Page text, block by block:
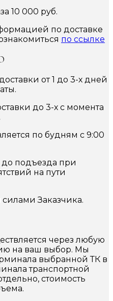
10 000 руб.
по доставке
по ссылке
от 1 до 3-х дней
до 3-х с момента
по будням с 9:00
до подъезда при
на пути
силами Заказчика.
через любую
на ваш выбор. Мы
выбранной ТК в
транспортной
стоимость